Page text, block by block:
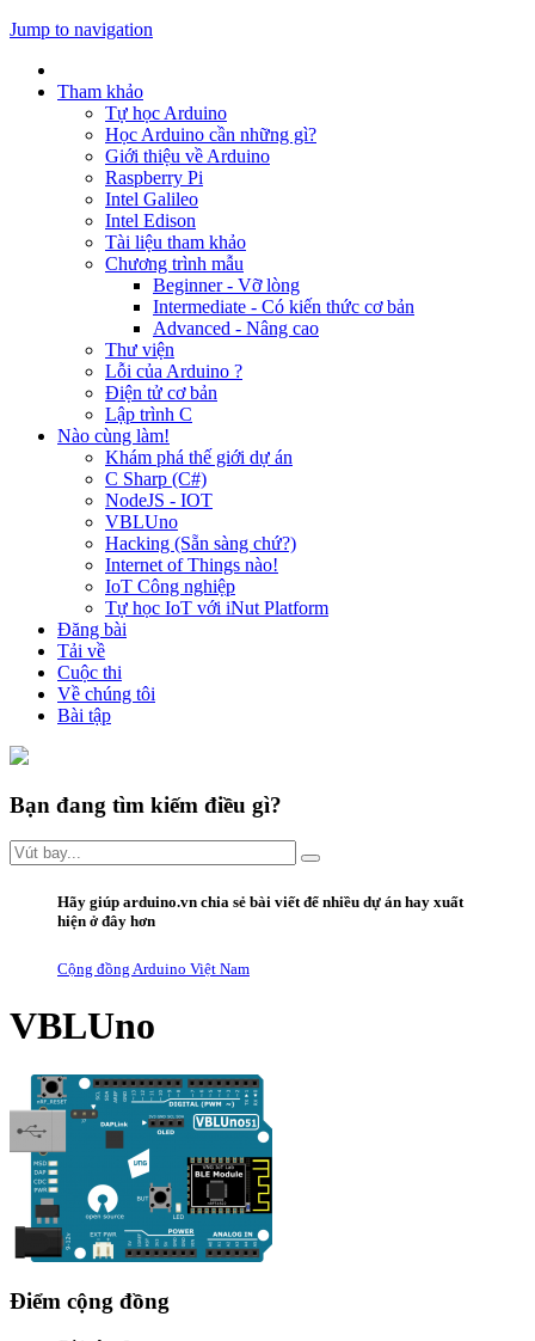
Jump to navigation
Tham khảo
Tự học Arduino
Học Arduino cần những gì?
Giới thiệu về Arduino
Raspberry Pi
Intel Galileo
Intel Edison
Tài liệu tham khảo
Chương trình mẫu
Beginner - Vỡ lòng
Intermediate - Có kiến thức cơ bản
Advanced - Nâng cao
Thư viện
Lỗi của Arduino ?
Điện tử cơ bản
Lập trình C
Nào cùng làm!
Khám phá thế giới dự án
C Sharp (C#)
NodeJS - IOT
VBLUno
Hacking (Sẵn sàng chứ?)
Internet of Things nào!
IoT Công nghiệp
Tự học IoT với iNut Platform
Đăng bài
Tải về
Cuộc thi
Về chúng tôi
Bài tập
Bạn đang tìm kiếm điều gì?
Hãy giúp arduino.vn chia sẻ bài viết để nhiều dự án hay xuất
hiện ở đây hơn
Cộng đồng Arduino Việt Nam
VBLUno
Điểm cộng đồng